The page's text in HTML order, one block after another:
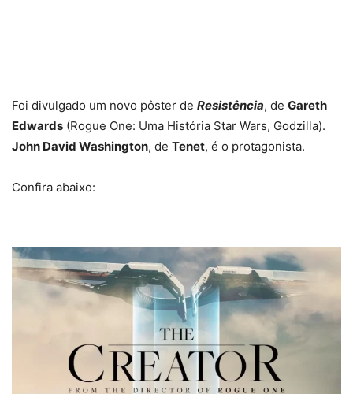
Foi divulgado um novo pôster de Resistência, de Gareth
Edwards (Rogue One: Uma História Star Wars, Godzilla).
John David Washington, de Tenet, é o protagonista.
Confira abaixo: